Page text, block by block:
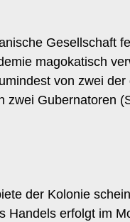
Gesellschaft
magokatisch
von zwei
zwei Gubernatoren
der Kolonie
Handels erfolgt im